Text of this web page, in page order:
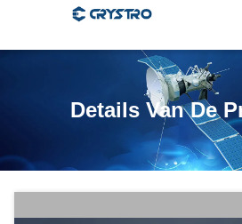
Details Van De